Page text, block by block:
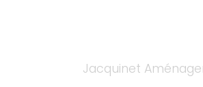
Jacquinet